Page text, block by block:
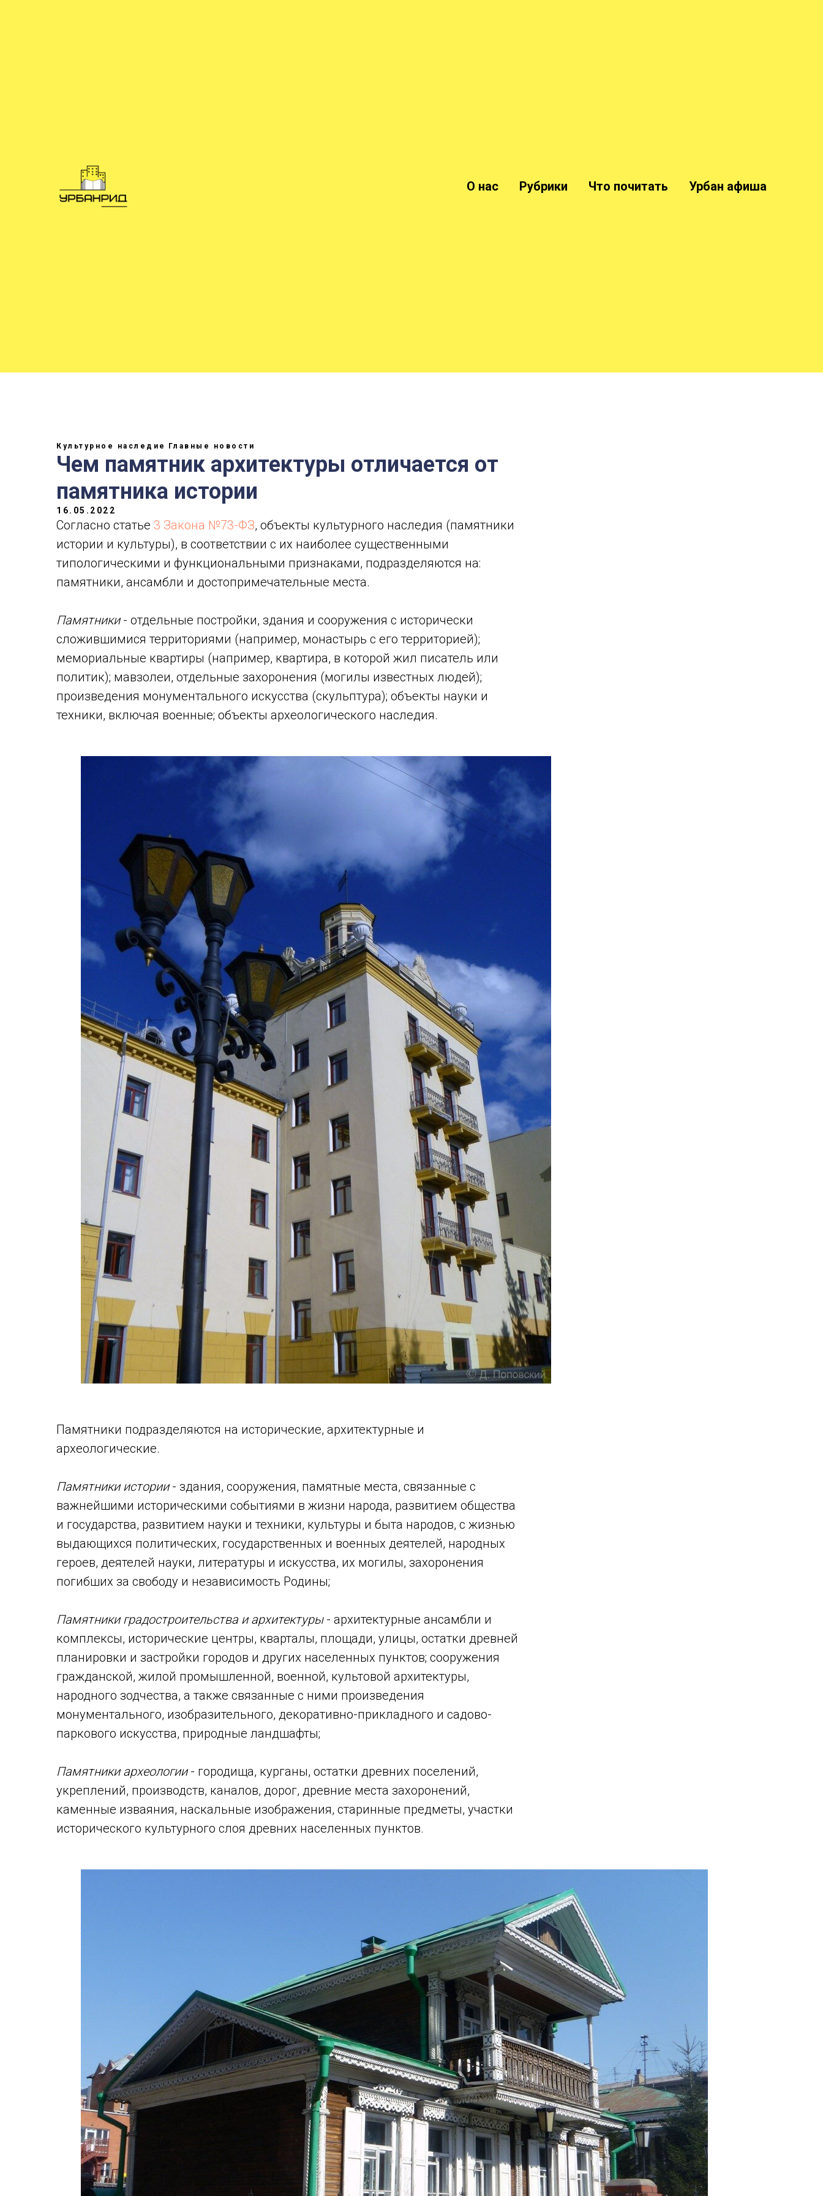
О нас Рубрики Что почитать Урбан афиша
Культурное наследие Главные новости
Чем памятник архитектуры отличается от
памятника истории
16.05.2022
Согласно статье 3 Закона №73-ФЗ, объекты культурного наследия (памятники
истории и культуры), в соответствии с их наиболее существенными
типологическими и функциональными признаками, подразделяются на:
памятники, ансамбли и достопримечательные места.
Памятники- отдельные постройки, здания и сооружения с исторически
сложившимися территориями (например, монастырь с его территорией);
мемориальные квартиры (например, квартира, в которой жил писатель или
политик); мавзолеи, отдельные захоронения (могилы известных людей);
произведения монументального искусства (скульптура); объекты науки и
техники, включая военные; объекты археологического наследия.
Памятники подразделяются на исторические, архитектурные и
археологические.
Памятники истории- здания, сооружения, памятные места, связанные с
важнейшими историческими событиями в жизни народа, развитием общества
и государства, развитием науки и техники, культуры и быта народов, с жизнью
выдающихся политических, государственных и военных деятелей, народных
героев, деятелей науки, литературы и искусства, их могилы, захоронения
погибших за свободу и независимость Родины;
Памятники градостроительства и архитектуры- архитектурные ансамбли и
комплексы, исторические центры, кварталы, площади, улицы, остатки древней
планировки и застройки городов и других населенных пунктов; сооружения
гражданской, жилой промышленной, военной, культовой архитектуры,
народного зодчества, а также связанные с ними произведения
монументального, изобразительного, декоративно-прикладного и садово-
паркового искусства, природные ландшафты;
Памятники археологии- городища, курганы, остатки древних поселений,
укреплений, производств, каналов, дорог, древние места захоронений,
каменные изваяния, наскальные изображения, старинные предметы, участки
исторического культурного слоя древних населенных пунктов.